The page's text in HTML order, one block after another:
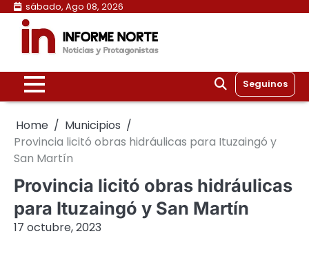
Skip
content
sábado, Ago 08, 2026
Seguinos
Home
Municipios
Provincia licitó obras hidráulicas para Ituzaingó y
San Martín
Provincia licitó obras hidráulicas
para Ituzaingó y San Martín
17 octubre, 2023